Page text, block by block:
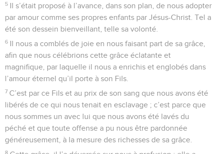
5 Il s’était proposé à l’avance, dans son plan, de nous adopter
par amour comme ses propres enfants par Jésus-Christ. Tel a
été son dessein bienveillant, telle sa volonté.
6 Il nous a comblés de joie en nous faisant part de sa grâce,
afin que nous célébrions cette grâce éclatante et
magnifique, par laquelle il nous a enrichis et englobés dans
l’amour éternel qu’il porte à son Fils.
7 C’est par ce Fils et au prix de son sang que nous avons été
libérés de ce qui nous tenait en esclavage ; c’est parce que
nous sommes un avec lui que nous avons été lavés du
péché et que toute offense a pu nous être pardonnée
généreusement, à la mesure des richesses de sa grâce.
8